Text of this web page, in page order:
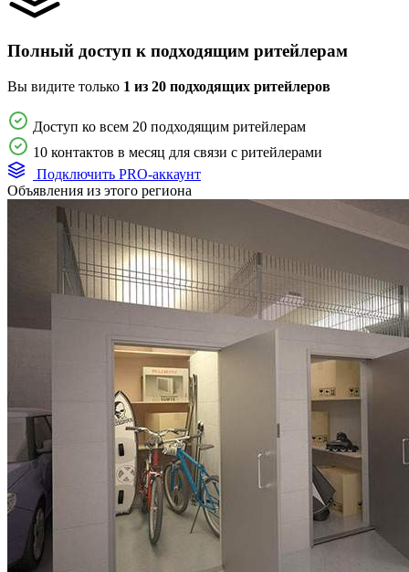
Полный доступ к подходящим ритейлерам
Вы видите только 1 из 20 подходящих ритейлеров
Доступ ко всем 20 подходящим ритейлерам
10 контактов в месяц для связи с ритейлерами
Подключить PRO-аккаунт
Объявления из этого региона